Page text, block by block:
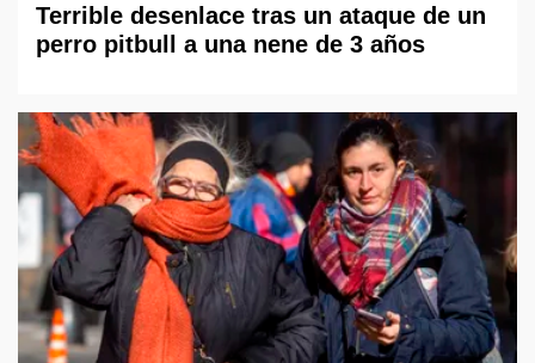
Terrible desenlace tras un ataque de un
perro pitbull a una nene de 3 años